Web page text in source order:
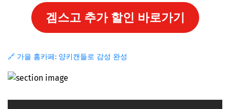
겜스고 추가 할인 바로가기
🔗 가을 홈카페: 양키캔들로 감성 완성